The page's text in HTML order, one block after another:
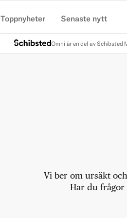
Toppnyheter Senaste nytt
Omni är en del av Schibsted
Vi ber om ursäkt
Har du frågor